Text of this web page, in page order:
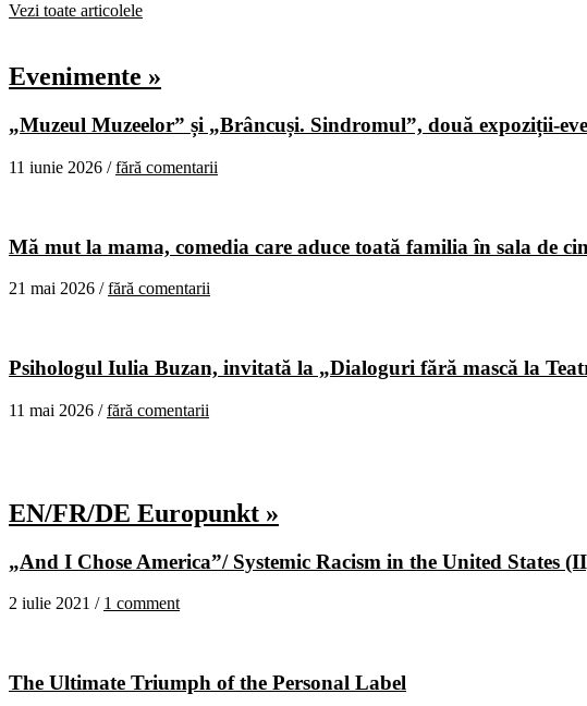
Vezi toate articolele
Evenimente »
„Muzeul Muzeelor” și „Brâncuși. Sindromul”, două expoziții-
11 iunie 2026 /fără comentarii
Mă mut la mama, comedia care aduce toată familia în sala de
21 mai 2026 /fără comentarii
Psihologul Iulia Buzan, invitată la „Dialoguri fără mască la
11 mai 2026 /fără comentarii
EN/FR/DE Europunkt »
„And I Chose America”/ Systemic Racism in the United States
2 iulie 2021 / 1 comment
The Ultimate Triumph of the Personal Label